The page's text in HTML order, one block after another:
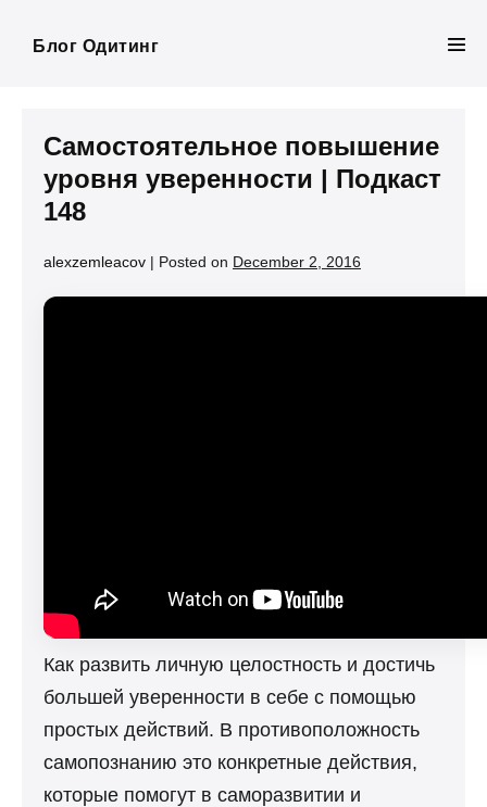
Блог Одитинг
Самостоятельное повышение
уровня уверенности | Подкаст
148
alexzemleacov | Posted on December 2, 2016
Как развить личную целостность и достичь
большей уверенности в себе с помощью
простых действий. В противоположность
самопознанию это конкретные действия,
которые помогут в саморазвитии и